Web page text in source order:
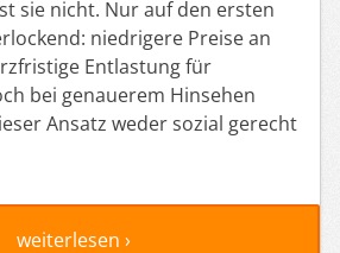
sie nicht. Nur auf den ersten
niedrigere Preise an
Entlastung für
bei genauerem Hinsehen
Ansatz weder sozial gerecht
weiterlesen ›